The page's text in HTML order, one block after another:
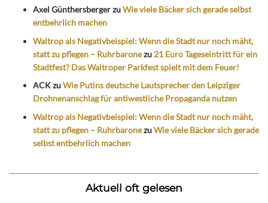
Axel GünthersbergerzuWie viele Bäcker sich gerade selbst
entbehrlich machen
Waltrop als Negativbeispiel: Wenn die Stadt nur noch mäht,
statt zu pflegen – Ruhrbaronezu 21 Euro Tageseintritt für ein
Stadtfest? Das Waltroper Parkfest spielt mit dem Feuer!
ACKzuWie Putins deutsche Lautsprecher den Leipziger
Drohnenanschlag für antiwestliche Propaganda nutzen
Waltrop als Negativbeispiel: Wenn die Stadt nur noch mäht,
statt zu pflegen – RuhrbaronezuWie viele Bäcker sich gerade
selbst entbehrlich machen
Aktuell oft gelesen